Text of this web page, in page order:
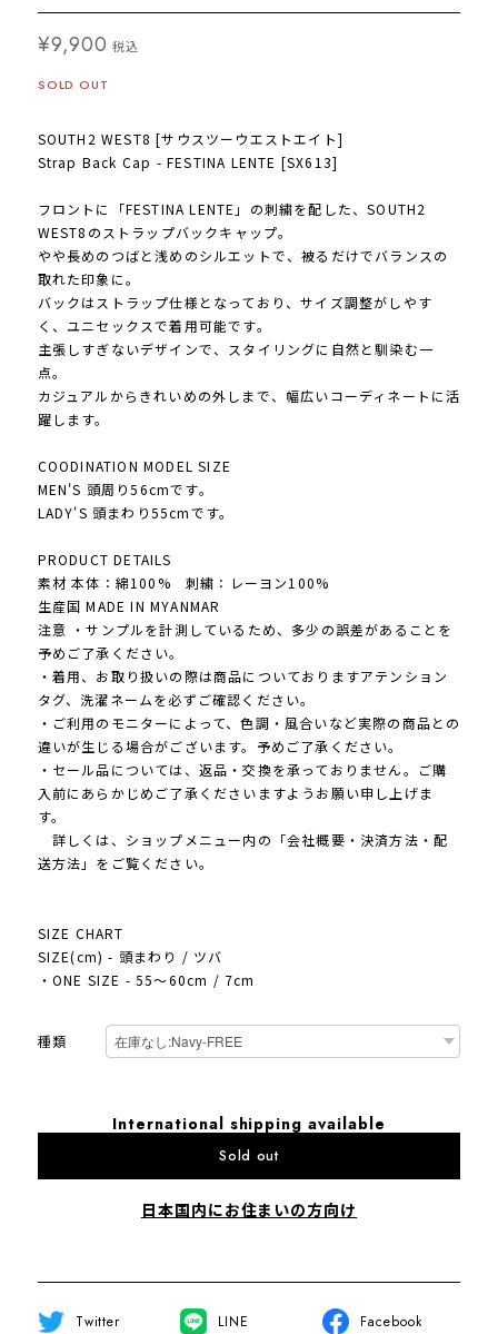
¥9,900 税込
SOLD OUT
SOUTH2 WEST8 [サウスツーウエストエイト]
Strap Back Cap - FESTINA LENTE [SX613]
フロントに「FESTINA LENTE」の刺繍を配した、SOUTH2
WEST8のストラップバックキャップ。
やや長めのつばと浅めのシルエットで、被るだけでバランスの
取れた印象に。
バックはストラップ仕様となっており、サイズ調整がしやす
く、ユニセックスで着用可能です。
主張しすぎないデザインで、スタイリングに自然と馴染む一
点。
カジュアルからきれいめの外しまで、幅広いコーディネートに活
躍します。
COODINATION MODEL SIZE
MEN'S 頭周り56cmです。
LADY'S 頭まわり55cmです。
PRODUCT DETAILS
素材 本体：綿100% 刺繍：レーヨン100%
生産国 MADE IN MYANMAR
注意 ・サンプルを計測しているため、多少の誤差があることを
予めご了承ください。
・着用、お取り扱いの際は商品についておりますアテンション
タグ、洗濯ネームを必ずご確認ください。
・ご利用のモニターによって、色調・風合いなど実際の商品との
違いが生じる場合がございます。予めご了承ください。
・セール品については、返品・交換を承っておりません。ご購
入前にあらかじめご了承くださいますようお願い申し上げま
す。
詳しくは、ショップメニュー内の「会社概要・決済方法・配
送方法」をご覧ください。
SIZE CHART
SIZE(cm) - 頭まわり / ツバ
・ONE SIZE - 55～60cm / 7cm
種類
International shipping available
Sold out
日本国内にお住まいの方向け
Twitter LINE Facebook